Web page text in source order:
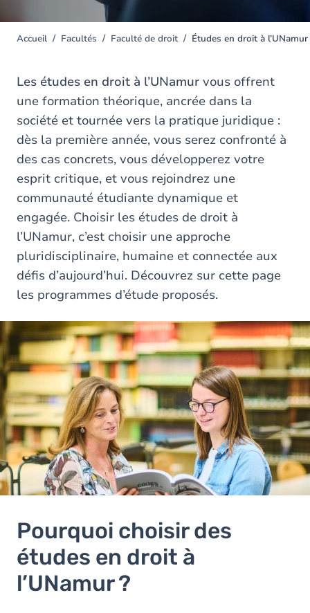
You
here
Accueil Facultés Faculté de droit Études en droit à l’UNamur
Les études en droit à l’UNamur vous offrent
une formation théorique, ancrée dans la
société et tournée vers la pratique juridique :
dès la première année, vous serez confronté à
des cas concrets, vous développerez votre
esprit critique, et vous rejoindrez une
communauté étudiante dynamique et
engagée. Choisir les études de droit à
l’UNamur, c’est choisir une approche
pluridisciplinaire, humaine et connectée aux
défis d’aujourd’hui. Découvrez sur cette page
les programmes d’étude proposés.
Pourquoi choisir des
études en droit à
l’UNamur ?